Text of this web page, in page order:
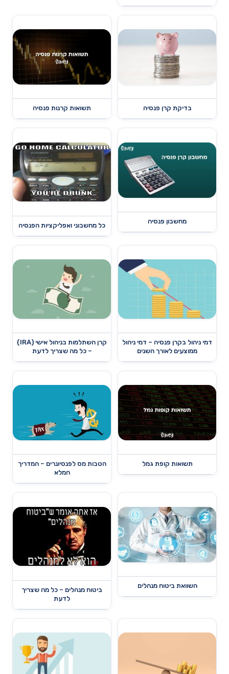
בדיקת קרן פנסיה תשואות קרנות פנסיה
מחשבון פנסיה
כל מחשבוני ואפליקציות הפנסיה
דמי ניהול בקרן פנסיה – דמי ניהול
ממוצעים לאורך השנים
קרן השתלמות בניהול אישי (IRA)
– כל מה שצריך לדעת
תשואות קופת גמל
הטבות מס לפנסיונרים – המדריך
המלא
השוואת ביטוח מנהלים
ביטוח מנהלים – כל מה שצריך
לדעת